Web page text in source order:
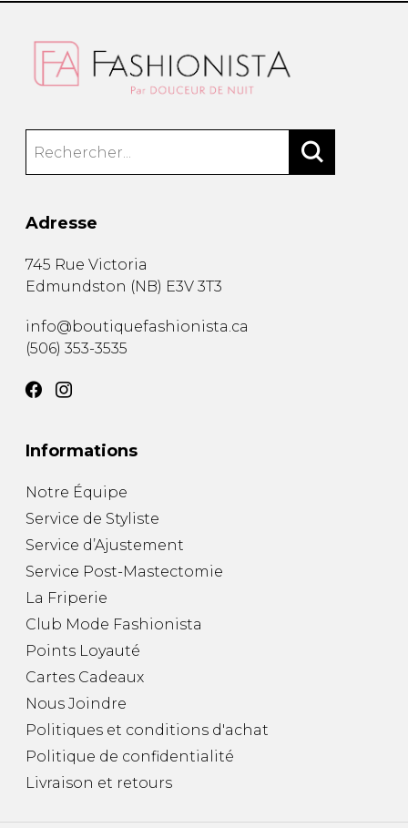
Adresse
745 Rue Victoria
Edmundston (NB) E3V 3T3
info@boutiquefashionista.ca
(506) 353-3535
Informations
Notre Équipe
Service de Styliste
Service d’Ajustement
Service Post-Mastectomie
La Friperie
Club Mode Fashionista
Points Loyauté
Cartes Cadeaux
Nous Joindre
Politiques et conditions d'achat
Politique de confidentialité
Livraison et retours